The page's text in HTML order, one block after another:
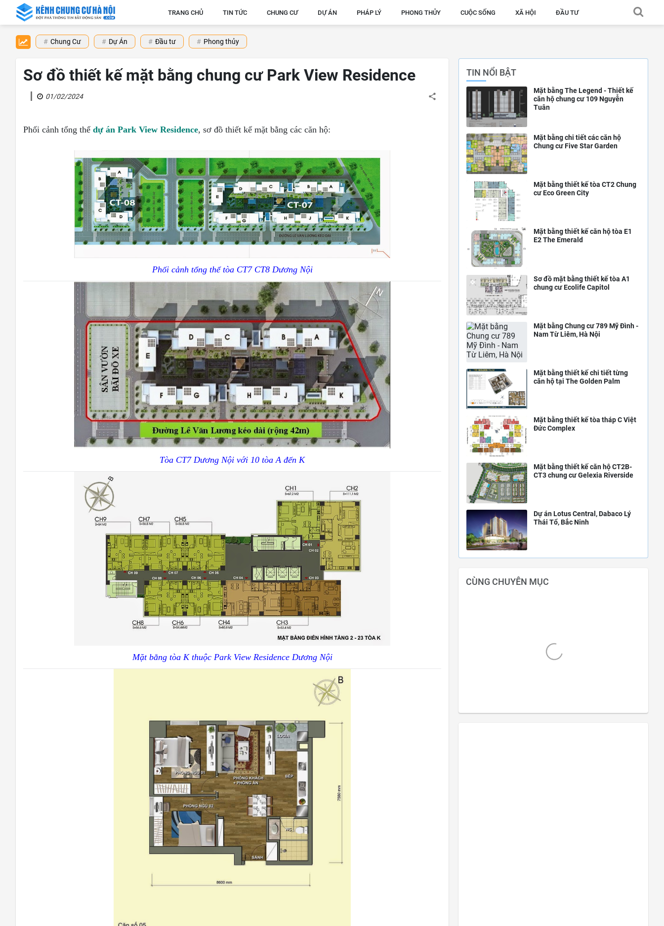
TRANG CHỦ TIN TỨC CHUNG CƯ DỰ ÁN PHÁP LÝ PHONG THỦY CUỘC SỐNG XÃ HỘI ĐẦU TƯ
Chung Cư Dự Án Đầu tư Phong thủy
Sơ đồ thiết kế mặt bằng chung cư Park View Residence
01/02/2024
Phối cảnh tổng thể dự án Park View Residence, sơ đồ thiết kế mặt bằng các căn hộ:
Phối cảnh tổng thể tòa CT7 CT8 Dương Nội
Tòa CT7 Dương Nội với 10 tòa A đến K
Mặt bằng tòa K thuộc Park View Residence Dương Nội
TIN NỔI BẬT
Mặt bằng The Legend - Thiết kế
căn hộ chung cư 109 Nguyễn
Tuân
Mặt bằng chi tiết các căn hộ
Chung cư Five Star Garden
Mặt bằng thiết kế tòa CT2 Chung
cư Eco Green City
Mặt bằng thiết kế căn hộ tòa E1
E2 The Emerald
Sơ đồ mặt bằng thiết kế tòa A1
chung cư Ecolife Capitol
Mặt bằng Chung cư 789 Mỹ Đình -
Nam Từ Liêm, Hà Nội
Mặt bằng thiết kế chi tiết từng
căn hộ tại The Golden Palm
Mặt bằng thiết kế tòa tháp C Việt
Đức Complex
Mặt bằng thiết kế căn hộ CT2B-
CT3 chung cư Gelexia Riverside
Dự án Lotus Central, Dabaco Lý
Thái Tổ, Bắc Ninh
CÙNG CHUYÊN MỤC